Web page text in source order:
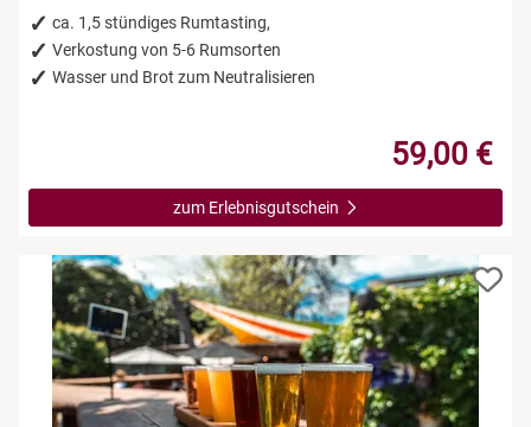
ca. 1,5 stündiges Rumtasting,
Verkostung von 5-6 Rumsorten
Wasser und Brot zum Neutralisieren
59,00 €
zum Erlebnisgutschein